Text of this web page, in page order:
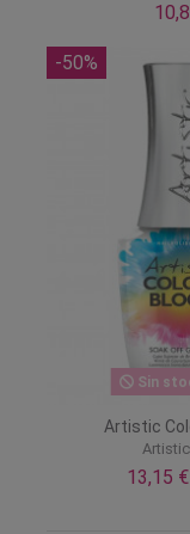
-50%
Sin
Artistic
13,15